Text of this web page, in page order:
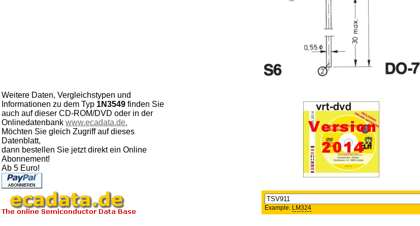
Weitere Daten, Vergleichstypen und
Informationen zu dem Typ 1N3549 finden Sie
auch auf dieser CD-ROM/DVD oder in der
Onlinedatenbank www.ecadata.de.
Möchten Sie gleich Zugriff auf dieses
Datenblatt,
dann bestellen Sie jetzt direkt ein Online
Abonnement!
Ab 5 Euro!
Example: LM324